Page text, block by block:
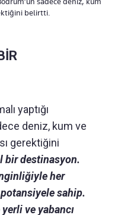
belirtti.
yaptığı
deniz, kum ve
gerektiğini
bir destinasyon.
her
sahip.
ve yabancı